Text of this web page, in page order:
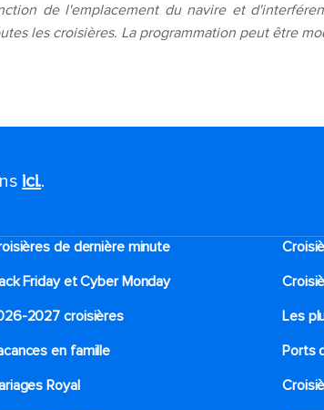
de l'emplacement du navire et
les croisières. La programmation peut être
ici..
de dernière minute
Friday et Cyber Monday
2027 croisières
Les
en famille
Ports
Royal